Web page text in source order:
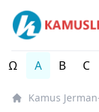
Kamus
Ω A B C
Kamus